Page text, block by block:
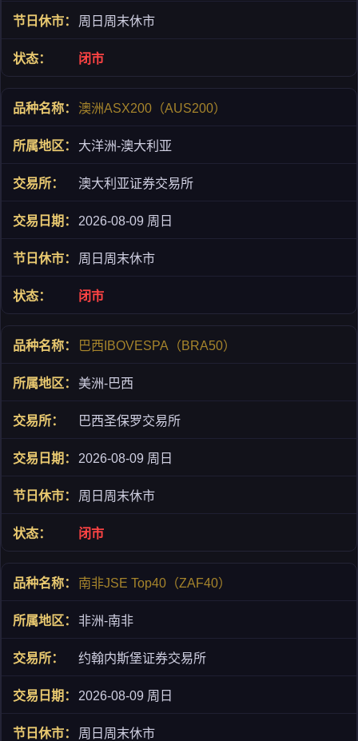
周日周末休市
闭市
澳洲ASX200（AUS200）
大洋洲-澳大利亚
澳大利亚证券交易所
2026-08-09 周日
周日周末休市
闭市
巴西IBOVESPA（BRA50）
美洲-巴西
巴西圣保罗交易所
2026-08-09 周日
周日周末休市
闭市
南非JSE Top40（ZAF40）
非洲-南非
约翰内斯堡证券交易所
2026-08-09 周日
周日周末休市